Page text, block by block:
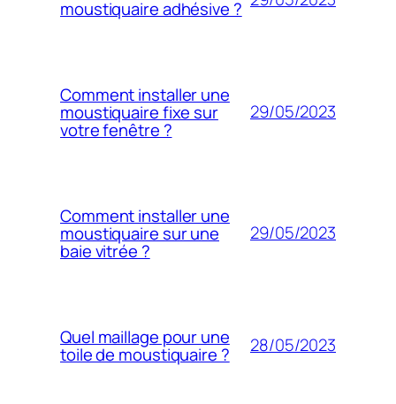
moustiquaire adhésive ?
Comment installer une
moustiquaire fixe sur
votre fenêtre ?
29/05/2023
Comment installer une
moustiquaire sur une
baie vitrée ?
29/05/2023
Quel maillage pour une
toile de moustiquaire ? 28/05/2023